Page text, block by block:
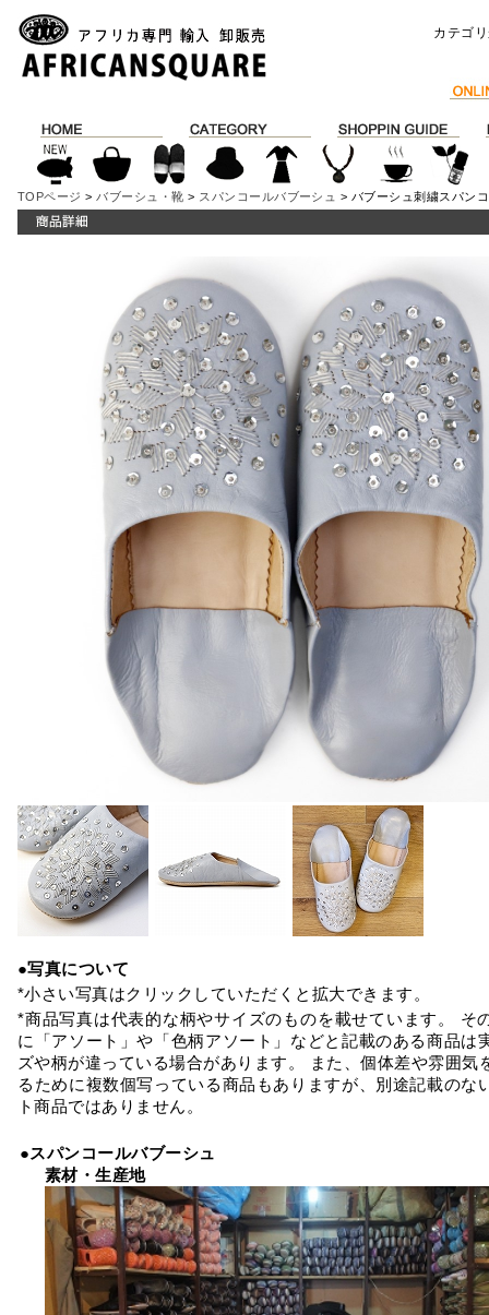
カテゴ
TOPページ > バブーシュ・靴 > スパンコールバブーシュ > バブーシュ刺繍スパン
●写真について
*小さい写真はクリックしていただくと拡大できます。
*商品写真は代表的な柄やサイズのものを載せています。 そ
に「アソート」や「色柄アソート」などと記載のある商品は
ズや柄が違っている場合があります。 また、個体差や雰囲気
るために複数個写っている商品もありますが、別途記載のな
ト商品ではありません。
●スパンコールバブーシュ
素材・生産地